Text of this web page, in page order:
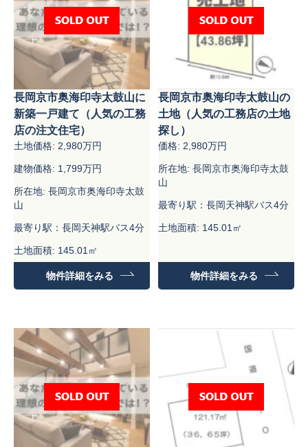
長岡京市奥海印寺太鼓山に
新築一戸建て（人気の工務
店の注文住宅）
土地価格: 2,980万円
建物価格: 1,799万円
所在地: 長岡京市奥海印寺太鼓
山
最寄り駅：長岡天神駅バス4分
土地面積: 145.01㎡
建物面積：99.18㎡
物件詳細をみる
長岡京市奥海印寺太鼓山の
土地（人気の工務店の土地
探し）
価格: 2,980万円
所在地: 長岡京市奥海印寺太鼓
山
最寄り駅：長岡天神駅バス4分
土地面積: 145.01㎡
物件詳細をみる